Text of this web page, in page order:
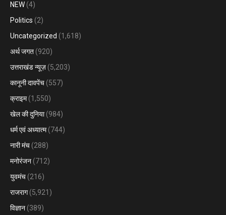
NEW (4)
Politics (2)
Uncategorized (1,618)
अर्थ जगत (920)
उत्तराखंड न्यूज़ (5,203)
कानूनी दावपेंच (557)
क्राइम(1,550)
खेल की दुनिया(984)
धर्म एवं अध्यात्म(744)
नारी मंच (288)
मनोरंजन (712)
युवमंच (216)
राजराग(5,921)
विज्ञान (389)